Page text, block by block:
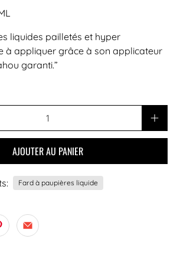
liquides pailletés et hyper
à appliquer grâce à son applicateur
garanti.”
AJOUTER AU PANIER
Fard à paupières liquide